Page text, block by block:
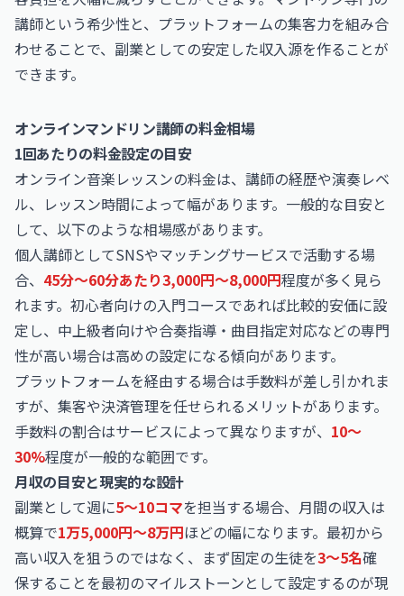
講師という希少性と、プラットフォームの集客力を組み合
わせることで、副業としての安定した収入源を作ることが
できます。
オンラインマンドリン講師の料金相場
1回あたりの料金設定の目安
オンライン音楽レッスンの料金は、講師の経歴や演奏レベ
ル、レッスン時間によって幅があります。一般的な目安と
して、以下のような相場感があります。
個人講師としてSNSやマッチングサービスで活動する場
合、 45分〜60分あたり3,000円〜8,000円程度が多く見ら
れます。初心者向けの入門コースであれば比較的安価に設
定し、中上級者向けや合奏指導・曲目指定対応などの専門
性が高い場合は高めの設定になる傾向があります。
プラットフォームを経由する場合は手数料が差し引かれま
すが、集客や決済管理を任せられるメリットがあります。
手数料の割合はサービスによって異なりますが、 10〜
30%程度が一般的な範囲です。
月収の目安と現実的な設計
副業として週に5〜10コマを担当する場合、月間の収入は
概算で1万5,000円〜8万円ほどの幅になります。最初から
高い収入を狙うのではなく、まず固定の生徒を3〜5名確
保することを最初のマイルストーンとして設定するのが現